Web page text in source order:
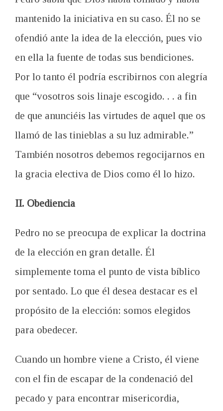
mantenido la iniciativa en su caso. Él no se
ofendió ante la idea de la elección, pues vio
en ella la fuente de todas sus bendiciones.
Por lo tanto él podría escribirnos con alegría
que “vosotros sois linaje escogido. . . a fin
de que anunciéis las virtudes de aquel que os
llamó de las tinieblas a su luz admirable.”
También nosotros debemos regocijarnos en
la gracia electiva de Dios como él lo hizo.
II. Obediencia
Pedro no se preocupa de explicar la doctrina
de la elección en gran detalle. Él
simplemente toma el punto de vista bíblico
por sentado. Lo que él desea destacar es el
propósito de la elección: somos elegidos
para obedecer.
Cuando un hombre viene a Cristo, él viene
con el fin de escapar de la condenació del
pecado y para encontrar misericordia,